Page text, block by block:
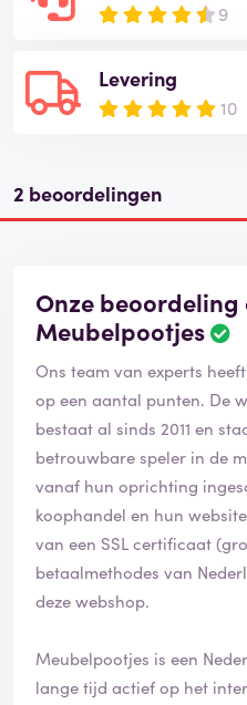
9
Levering
10
2 beoordelingen
Onze beoordeling
Meubelpootjes
B
o
o
r
d
e
l
i
n
g
i
e
v
e
Ons team van experts
op een aantal punten. De
bestaat al sinds 2011 en
betrouwbare speler in de
vanaf hun oprichting
koophandel en hun
van een SSL certificaat
betaalmethodes van
deze webshop.
Meubelpootjes is een
lange tijd actief op het